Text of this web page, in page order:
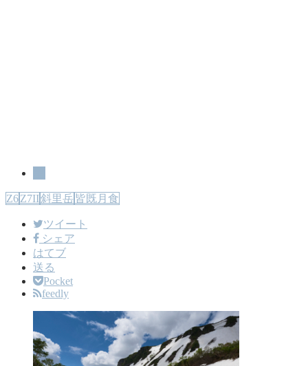
Z6Z7II斜里岳 皆既月食
ツイート
シェア
はてブ
送る
Pocket
feedly